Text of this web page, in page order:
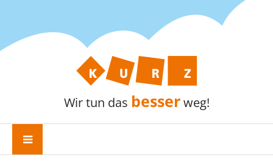
Wir tun das besserweg!